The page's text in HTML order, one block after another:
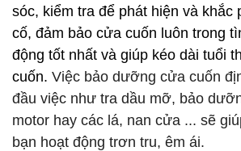
sóc, kiểm tra để phát hiện và khắc
cố, đảm bảo cửa cuốn luôn trong
động tốt nhất và giúp kéo dài tuổi
cuốn. Việc bảo dưỡng cửa cuốn
đầu việc như tra dầu mỡ, bảo
motor hay các lá, nan cửa ... sẽ
bạn hoạt động trơn tru, êm ái.